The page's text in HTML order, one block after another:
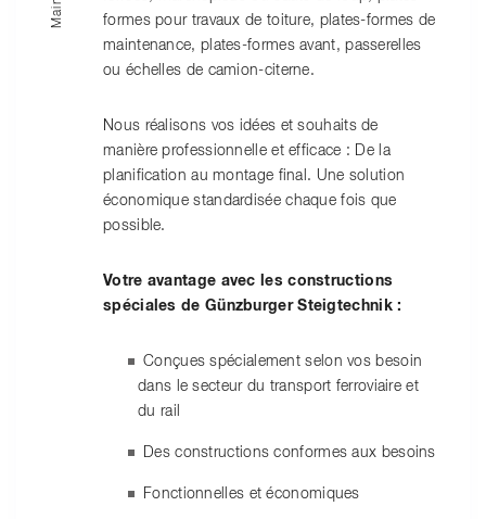
formes pour travaux de toiture, plates-formes de
maintenance, plates-formes avant, passerelles
ou échelles de camion-citerne.
Nous réalisons vos idées et souhaits de
manière professionnelle et efficace : De la
planification au montage final. Une solution
économique standardisée chaque fois que
possible.
Votre avantage avec les constructions
spéciales de Günzburger Steigtechnik :
Conçues spécialement selon vos besoin
dans le secteur du transport ferroviaire et
du rail
Des constructions conformes aux besoins
Fonctionnelles et économiques